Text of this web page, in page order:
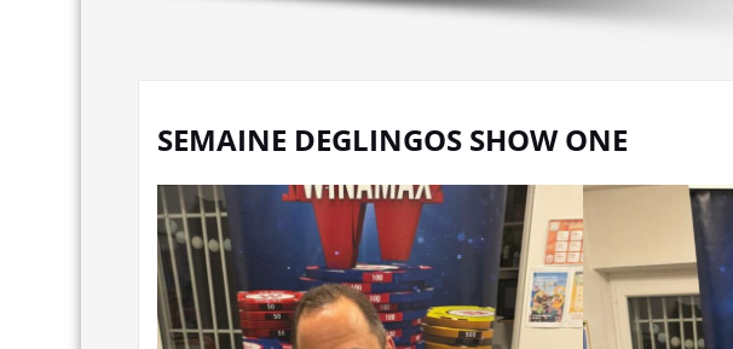
SEMAINE DEGLINGOS SHOW ONE